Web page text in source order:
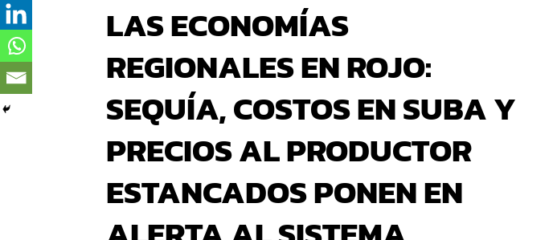
LAS ECONOMÍAS
REGIONALES EN ROJO:
SEQUÍA, COSTOS EN SUBA Y
PRECIOS AL PRODUCTOR
ESTANCADOS PONEN EN